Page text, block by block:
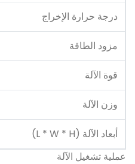
درجة حرارة الإخراج
مزود الطاقة
قوة الآلة
وزن الآلة
أبعاد الآلة (L * W * H)
عملية تشغيل الآلة